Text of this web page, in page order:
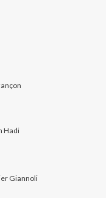
Hadi
Giannoli